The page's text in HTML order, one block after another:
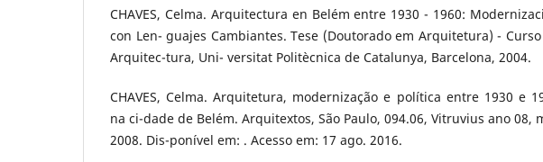
CHAVES, Celma. Arquitectura en Belém entre 1930 - 1960:
con Len- guajes Cambiantes. Tese (Doutorado em Arquitetura) -
Arquitec-tura, Uni- versitat Politècnica de Catalunya, Barcelona, 2004.
CHAVES, Celma. Arquitetura, modernização e política entre 1930 e
na ci-dade de Belém. Arquitextos, São Paulo, 094.06, Vitruvius ano 08,
2008. Dis-ponível em: . Acesso em: 17 ago. 2016.